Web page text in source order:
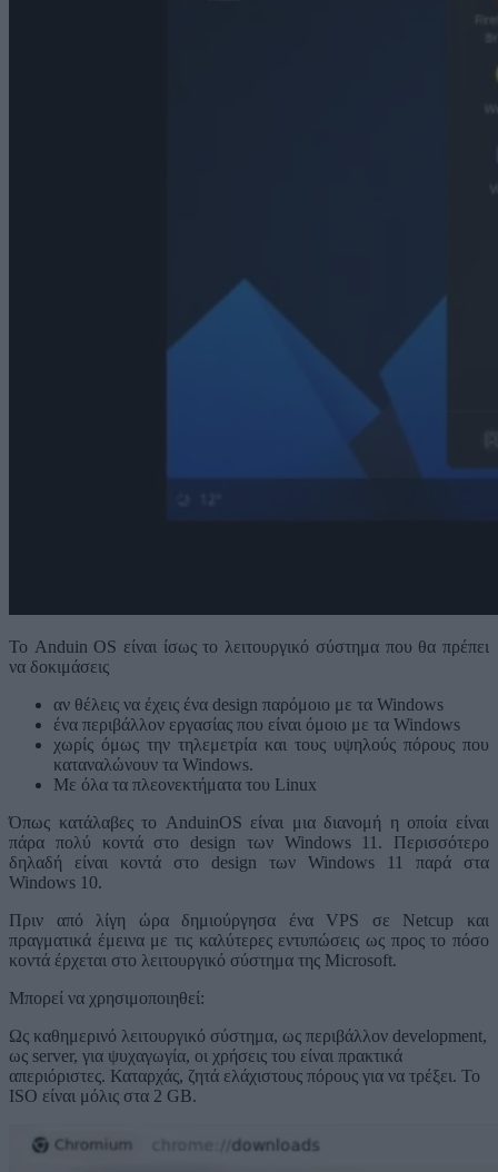
Το Anduin OS είναι ίσως το λειτουργικό σύστημα που θα πρέπει
να δοκιμάσεις
αν θέλεις να έχεις ένα design παρόμοιο με τα Windows
ένα περιβάλλον εργασίας που είναι όμοιο με τα Windows
χωρίς όμως την τηλεμετρία και τους υψηλούς πόρους που
καταναλώνουν τα Windows.
Με όλα τα πλεονεκτήματα του Linux
Όπως κατάλαβες το AnduinOS είναι μια διανομή η οποία είναι
πάρα πολύ κοντά στο design των Windows 11. Περισσότερο
δηλαδή είναι κοντά στο design των Windows 11 παρά στα
Windows 10.
Πριν από λίγη ώρα δημιούργησα ένα VPS σε Netcup και
πραγματικά έμεινα με τις καλύτερες εντυπώσεις ως προς το πόσο
κοντά έρχεται στο λειτουργικό σύστημα της Microsoft.
Μπορεί να χρησιμοποιηθεί:
Ως καθημερινό λειτουργικό σύστημα, ως περιβάλλον development,
ως server, για ψυχαγωγία, οι χρήσεις του είναι πρακτικά
απεριόριστες. Καταρχάς, ζητά ελάχιστους πόρους για να τρέξει. Το
ISO είναι μόλις στα 2 GB.